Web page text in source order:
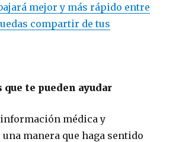
mejor y más rápido entre
compartir de tus
te pueden ayudar
médica y
manera que haga sentido